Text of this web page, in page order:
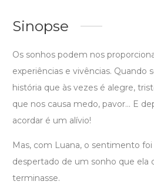
Sinopse
Os sonhos podem nos
experiências e vivências. Quando
história que às vezes é alegre,
que nos causa medo, pavor... E
acordar é um alívio!
Mas, com Luana, o sentimento
despertado de um sonho que ela
terminasse.